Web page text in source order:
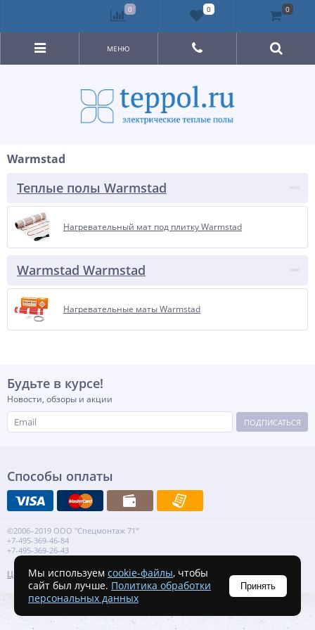
МЕНЮ
Warmstad
Теплые полы Warmstad
Нагревательный мат под плитку Warmstad
Warmstad Warmstad
Нагревательные маты Warmstad
Будьте в курсе!
Новости, обзоры и акции
ПОДПИСАТЬСЯ
Способы оплаты
©2006–2019 ООО "Спецмонтаж 71"
+7-495-369-46-84
+7-495-369-26-43
Цены Акции Портфолио Отзывы
0 0 0
Мы используем cookie-файлы, чтобы
сайт был лучше. Политика обработки
персональных данных
Принять